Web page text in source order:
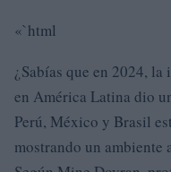
«`html
¿Sabías que en 2024,
en América Latina dio
Perú, México y Brasil
mostrando un ambiente